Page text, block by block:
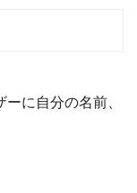
に自分の名前、